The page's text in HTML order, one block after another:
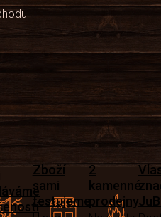
Zboží
sami
testujeme
2
kamenné
prodejny